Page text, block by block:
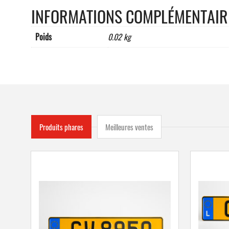
INFORMATIONS
Poids 0.02 kg
Produits phares Meilleures ventes